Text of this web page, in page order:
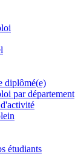
diplômé(e)
par département
étudiants